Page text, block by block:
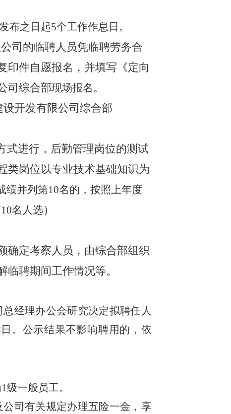
布之日起5个工作作息日。
司的临聘人员凭临聘劳务合
印件自愿报名，并填写《定向
司综合部现场报名。
开发有限公司综合部
式进行，后勤管理岗位的测试
类岗位以专业技术基础知识为
绩并列第10名的，按照上年度
10名 人选）
确定考察人员，由综合部组织
聘期间工作情况等。
经理办公会研究决定拟聘任人
。公示结果不影响聘用的，依
1级一般员工。
公司有关规定办理五险一金，享